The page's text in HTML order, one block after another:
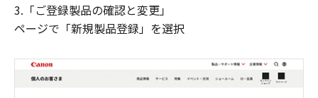
3.「ご登録製品の確認と変更」
ページで「新規製品登録」を選択